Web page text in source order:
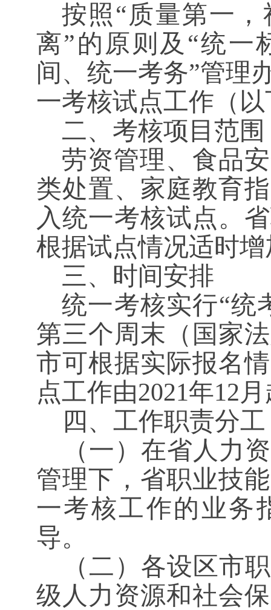
按照 “质量第一
离”的原则及“统一
间、统一考务”管理
一考核试点工作（
二、 考核项目范围
劳资管理、食品
类处置、家庭教育
入统一考核试点。
根据试点情况适时
三、 时间安排
统一考核实行“统
第三个周末（国家
市可根据实际报名
点工作由2021年12
四、工作职责分工
（一）在省人力
管理下，省职业技
一考核工作的业务
导。
（二）各设区市
级人力资源和社会